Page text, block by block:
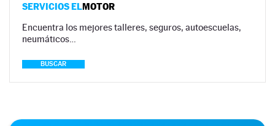
SERVICIOS ELMOTOR
Encuentra los mejores talleres, seguros, autoescuelas,
neumáticos…
BUSCAR